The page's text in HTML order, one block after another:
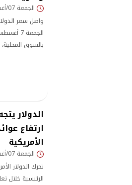
الجمعة 07/أغسطس/2026 - 09:59 م
واصل سعر
بالسوق المحلية،
الدولار
ارتفاع
الأمريكية
الجمعة 07/أغسطس/2026 - 03:04 م
تحرك الدولار
الرئيسية خلال